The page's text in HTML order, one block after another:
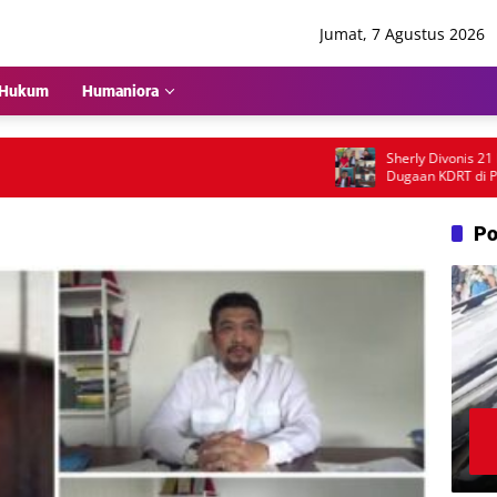
Jumat, 7 Agustus 2026
Humaniora
Sherly Divonis 21 Hari
Dugaan KDRT di PN
Emosional dan